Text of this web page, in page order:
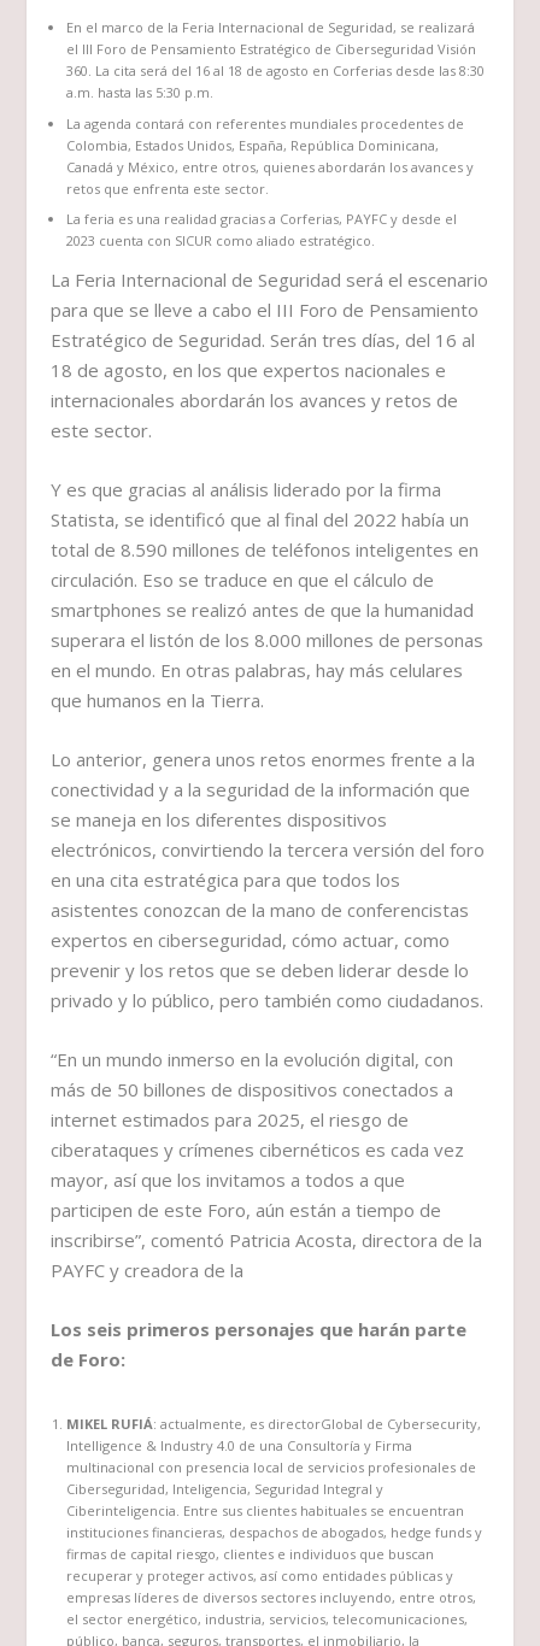
En el marco de la Feria Internacional de Seguridad, se realizará
el III Foro de Pensamiento Estratégico de Ciberseguridad Visión
360. La cita será del 16 al 18 de agosto en Corferias desde las 8:30
a.m. hasta las 5:30 p.m.
La agenda contará con referentes mundiales procedentes de
Colombia, Estados Unidos, España, República Dominicana,
Canadá y México, entre otros, quienes abordarán los avances y
retos que enfrenta este sector.
La feria es una realidad gracias a Corferias, PAYFC y desde el
2023 cuenta con SICUR como aliado estratégico.
La Feria Internacional de Seguridad será el escenario
para que se lleve a cabo el III Foro de Pensamiento
Estratégico de Seguridad. Serán tres días, del 16 al
18 de agosto, en los que expertos nacionales e
internacionales abordarán los avances y retos de
este sector.
Y es que gracias al análisis liderado por la firma
Statista, se identificó que al final del 2022 había un
total de 8.590 millones de teléfonos inteligentes en
circulación. Eso se traduce en que el cálculo de
smartphones se realizó antes de que la humanidad
superara el listón de los 8.000 millones de personas
en el mundo. En otras palabras, hay más celulares
que humanos en la Tierra.
Lo anterior, genera unos retos enormes frente a la
conectividad y a la seguridad de la información que
se maneja en los diferentes dispositivos
electrónicos, convirtiendo la tercera versión del foro
en una cita estratégica para que todos los
asistentes conozcan de la mano de conferencistas
expertos en ciberseguridad, cómo actuar, como
prevenir y los retos que se deben liderar desde lo
privado y lo público, pero también como ciudadanos.
“En un mundo inmerso en la evolución digital, con
más de 50 billones de dispositivos conectados a
internet estimados para 2025, el riesgo de
ciberataques y crímenes cibernéticos es cada vez
mayor, así que los invitamos a todos a que
participen de este Foro, aún están a tiempo de
inscribirse”, comentó Patricia Acosta, directora de la
PAYFC y creadora de la
Los seis primeros personajes que harán parte
de Foro:
MIKEL RUFIÁ: actualmente, es directorGlobal de Cybersecurity,
Intelligence & Industry 4.0 de una Consultoría y Firma
multinacional con presencia local de servicios profesionales de
Ciberseguridad, Inteligencia, Seguridad Integral y
Ciberinteligencia. Entre sus clientes habituales se encuentran
instituciones financieras, despachos de abogados, hedge funds y
firmas de capital riesgo, clientes e individuos que buscan
recuperar y proteger activos, así como entidades públicas y
empresas líderes de diversos sectores incluyendo, entre otros,
el sector energético, industria, servicios, telecomunicaciones,
público, banca, seguros, transportes, el inmobiliario, la